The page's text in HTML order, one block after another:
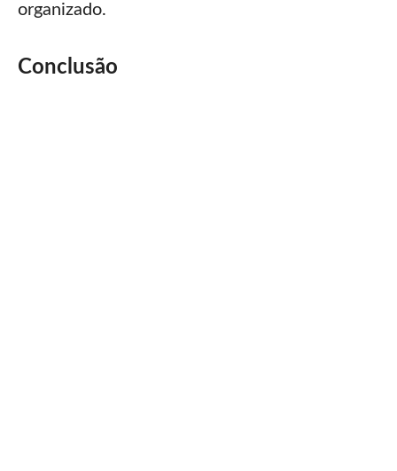
organizado.
Conclusão